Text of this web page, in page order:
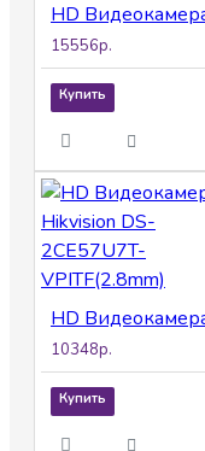
15556р.
Купить
10348р.
Купить